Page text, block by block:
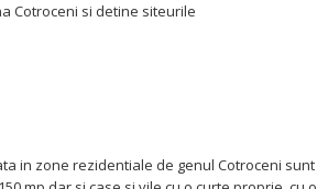
Cotroceni si detine siteurile
in zone rezidentiale de genul Cotroceni sunt